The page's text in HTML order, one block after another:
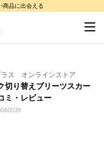
商品に出会える
ラス オンラインストア
切り替えプリーツスカー
ミ・レビュー